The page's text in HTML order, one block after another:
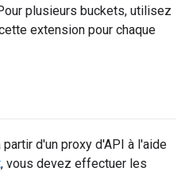
plusieurs buckets, utilisez
extension pour chaque
d'un proxy d'API à l'aide
, vous devez effectuer les